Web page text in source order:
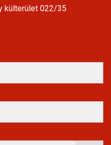
külterület 022/35